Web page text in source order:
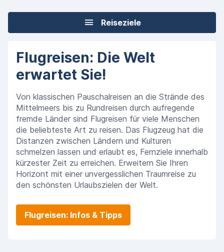
Reiseziele
Flugreisen: Die Welt
erwartet Sie!
Von klassischen Pauschalreisen an die Strände des
Mittelmeers bis zu Rundreisen durch aufregende
fremde Länder sind Flugreisen für viele Menschen
die beliebteste Art zu reisen. Das Flugzeug hat die
Distanzen zwischen Ländern und Kulturen
schmelzen lassen und erlaubt es, Fernziele innerhalb
kürzester Zeit zu erreichen. Erweitern Sie Ihren
Horizont mit einer unvergesslichen Traumreise zu
den schönsten Urlaubszielen der Welt.
Flugreisen: Infos & Tipps